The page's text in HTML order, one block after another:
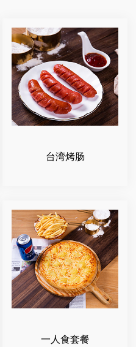
台湾烤肠
一人食套餐